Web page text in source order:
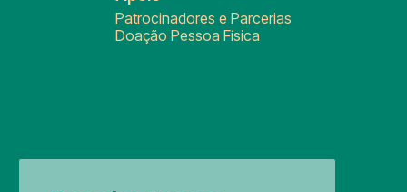
Patrocinadores e Parcerias
Doação Pessoa Física